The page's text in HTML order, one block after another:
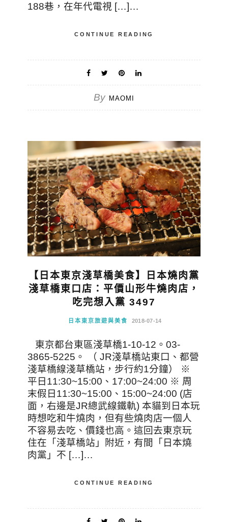
188巷，在年代電視 […]…
CONTINUE READING
By MAOMI
【日本東京淺草橋美食】日本燒肉黨
淺草橋東口店：平價山形牛燒肉店，
吃完想入黨 3497
日本東京旅遊與美食 2018-07-14
東京都台東區淺草橋1-10-12。03-
3865-5225。 （ JR淺草橋站東口、都營
淺草橋線淺草橋站，步行約1分鐘） ※
平日11:30~15:00、17:00~24:00 ※ 周
末假日11:30~15:00、15:00~24:00 (店
面，右邊是JR總武線鐵軌) 本貓到日本玩
時想吃和牛燒肉，但有些燒肉店一個人
不容易去吃、價錢也高。這回去東京玩
住在「淺草橋站」附近，有間「日本燒
肉黨」不 […]…
CONTINUE READING